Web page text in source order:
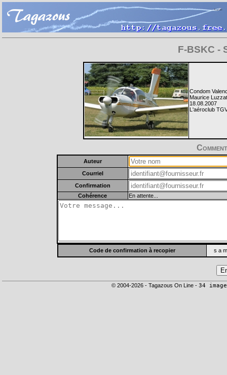
F-BSKC -
Condom
Maurice
18.08.2007
L'aéroclub
Auteur
Courriel
Confirmation
Cohérence
En attente...
Code de confirmation à recopier s a
© 2004-2026 - Tagazous On Line - 34